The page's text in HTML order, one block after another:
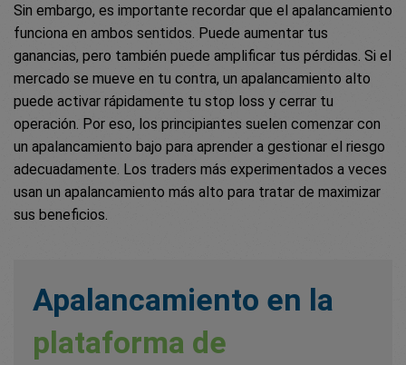
Sin embargo, es importante recordar que el apalancamiento
funciona en ambos sentidos. Puede aumentar tus
ganancias, pero también puede amplificar tus pérdidas. Si el
mercado se mueve en tu contra, un apalancamiento alto
puede activar rápidamente tu stop loss y cerrar tu
operación. Por eso, los principiantes suelen comenzar con
un apalancamiento bajo para aprender a gestionar el riesgo
adecuadamente. Los traders más experimentados a veces
usan un apalancamiento más alto para tratar de maximizar
sus beneficios.
Apalancamiento en la
plataforma de